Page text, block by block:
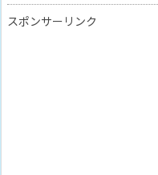
スポンサーリンク